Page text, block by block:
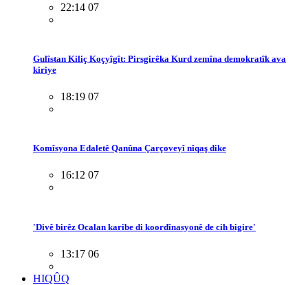
22:14 07
Gulîstan Kiliç Koçyîgît: Pirsgirêka Kurd zemîna demokratîk ava
kiriye
18:19 07
Komîsyona Edaletê Qanûna Çarçoveyî nîqaş dike
16:12 07
'Divê birêz Ocalan karibe di koordînasyonê de cih bigire'
13:17 06
HIQÛQ